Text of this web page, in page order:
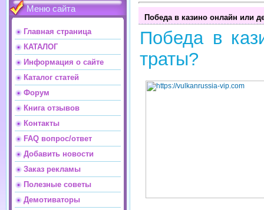
Меню сайта
Главная страница
КАТАЛОГ
Информация о сайте
Каталог статей
Форум
Книга отзывов
Контакты
FAQ вопрос/ответ
Добавить новости
Заказ рекламы
Полезные советы
Демотиваторы
Победа в казино онлайн или
Победа в
траты?